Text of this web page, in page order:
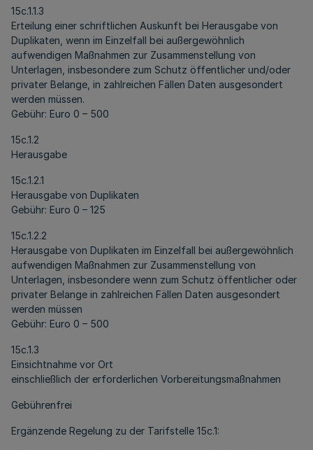
15c.1.1.3
Erteilung einer schriftlichen Auskunft bei Herausgabe von
Duplikaten, wenn im Einzelfall bei außergewöhnlich
aufwendigen Maßnahmen zur Zusammenstellung von
Unterlagen, insbesondere zum Schutz öffentlicher und/oder
privater Belange, in zahlreichen Fällen Daten ausgesondert
werden müssen.
Gebühr: Euro 0 – 500
15c.1.2
Herausgabe
15c.1.2.1
Herausgabe von Duplikaten
Gebühr: Euro 0 – 125
15c.1.2.2
Herausgabe von Duplikaten im Einzelfall bei außergewöhnlich
aufwendigen Maßnahmen zur Zusammenstellung von
Unterlagen, insbesondere wenn zum Schutz öffentlicher oder
privater Belange in zahlreichen Fällen Daten ausgesondert
werden müssen
Gebühr: Euro 0 – 500
15c.1.3
Einsichtnahme vor Ort
einschließlich der erforderlichen Vorbereitungsmaßnahmen
Gebührenfrei
Ergänzende Regelung zu der Tarifstelle 15c.1: